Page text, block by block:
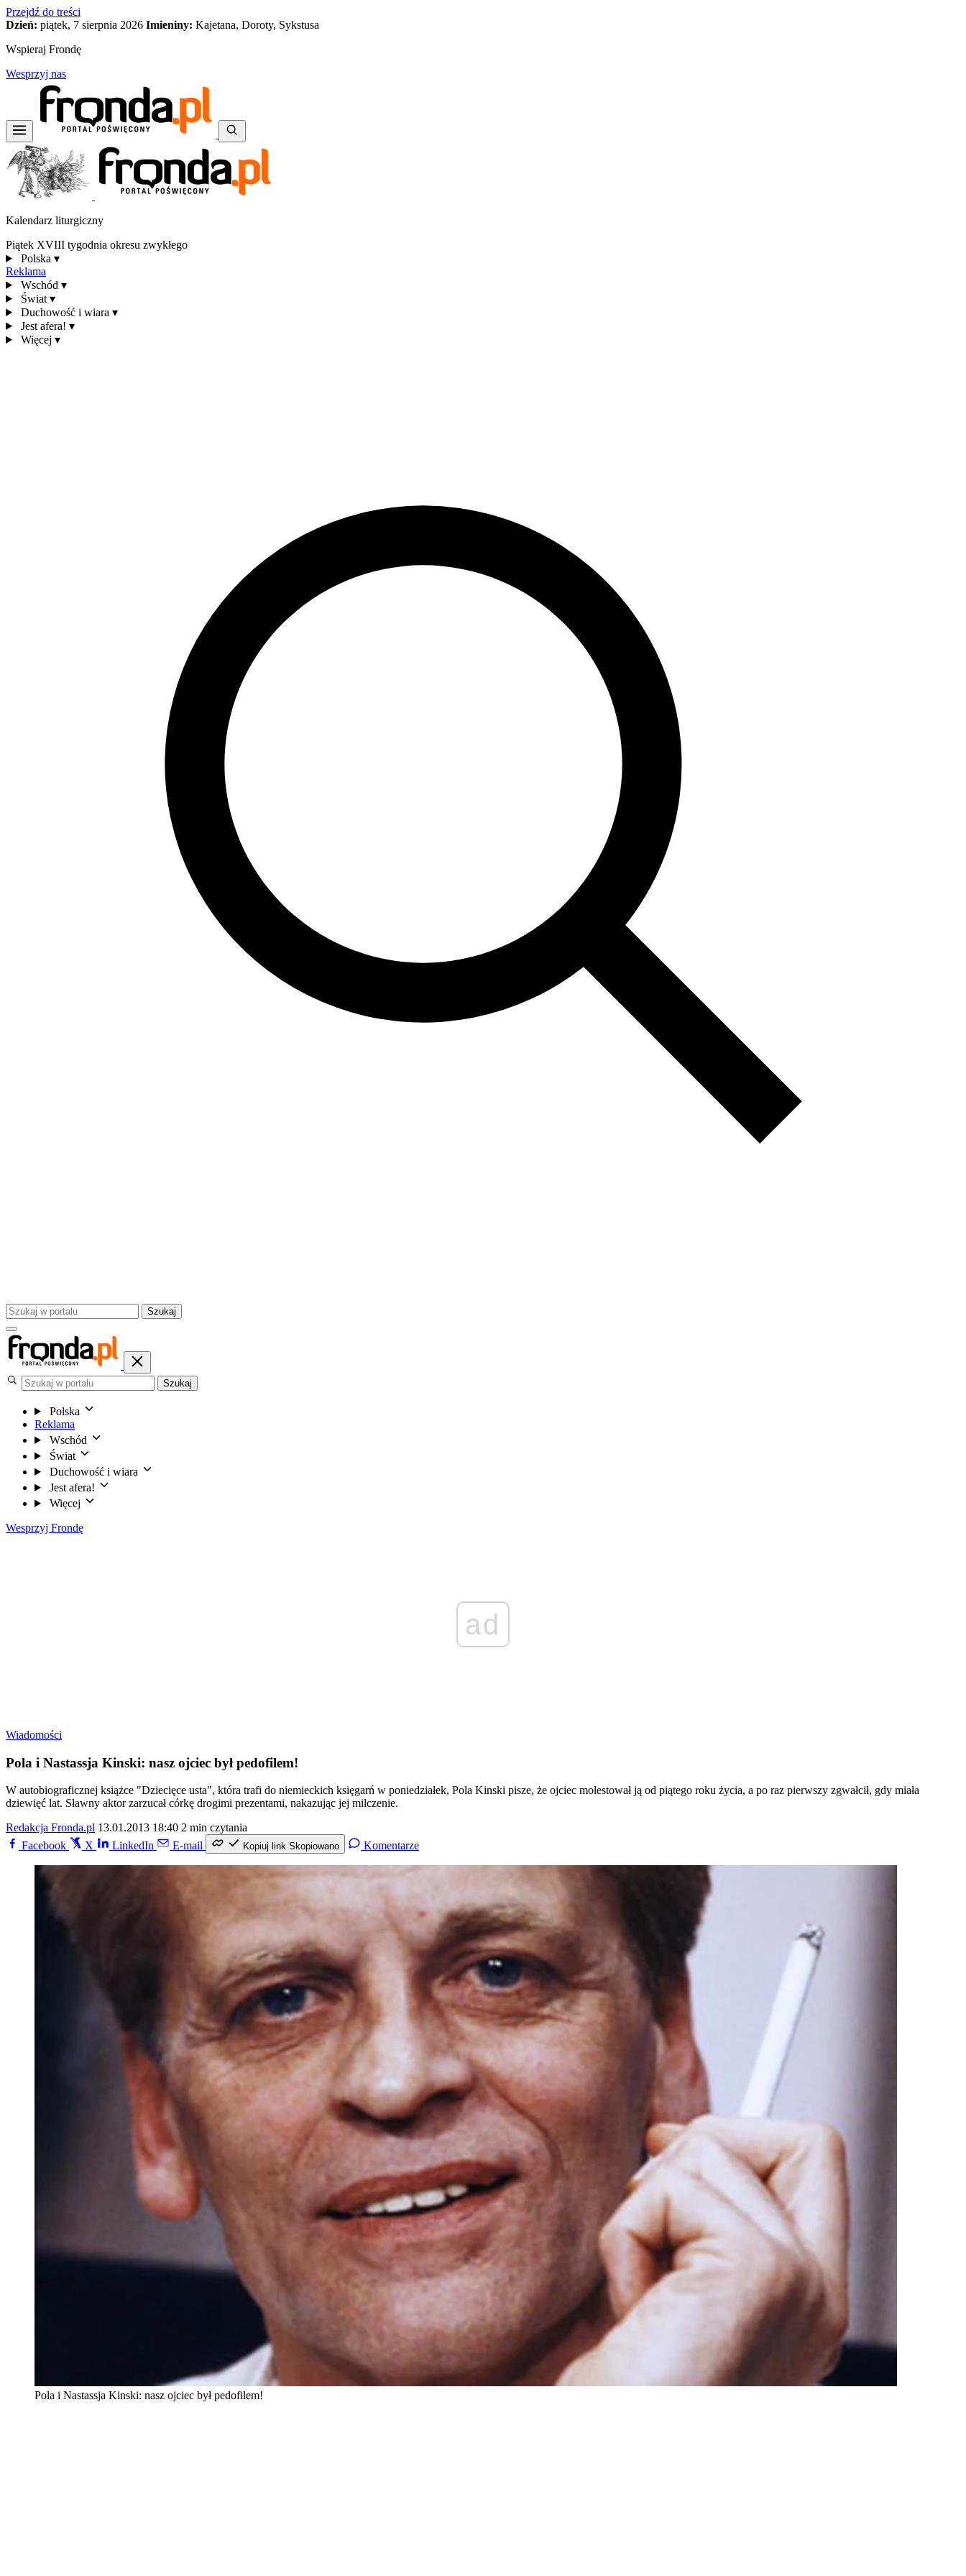
Przejdź do treści
Dzień: piątek, 7 sierpnia 2026 Imieniny: Kajetana, Doroty, Sykstusa
Wspieraj Frondę
Wesprzyj nas
Kalendarz liturgiczny
Piątek XVIII tygodnia okresu zwykłego
Polska ▾
Reklama
Wschód ▾
Świat ▾
Duchowość i wiara ▾
Jest afera! ▾
Więcej ▾
Szukaj
Szukaj
Polska
Reklama
Wschód
Świat
Duchowość i wiara
Jest afera!
Więcej
Wesprzyj Frondę
ad
Wiadomości
Pola i Nastassja Kinski: nasz ojciec był pedofilem!
W autobiograficznej książce "Dziecięce usta", która trafi do niemieckich księgarń w poniedziałek, Pola Kinski pisze, że ojciec molestował ją od piątego roku życia, a po raz pierwszy zgwałcił, gdy miała
dziewięć lat. Sławny aktor zarzucał córkę drogimi prezentami, nakazując jej milczenie.
Redakcja Fronda.pl 13.01.2013 18:40 2 min czytania
Facebook
X LinkedIn E-mail Kopiuj link Skopiowano Komentarze
Pola i Nastassja Kinski: nasz ojciec był pedofilem!